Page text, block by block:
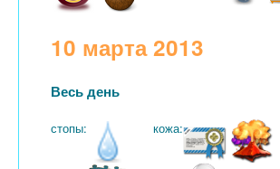
10 марта 2013
Весь день
стопы: кожа: